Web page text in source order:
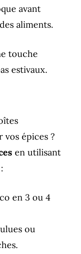
avant
aliments.
touche
estivaux.
épices ?
en utilisant
en 3 ou 4
ou